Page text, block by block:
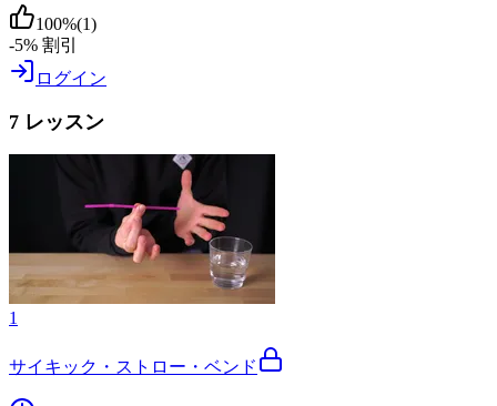
100%(1)
-5% 割引
ログイン
7 レッスン
1
サイキック・ストロー・ベンド